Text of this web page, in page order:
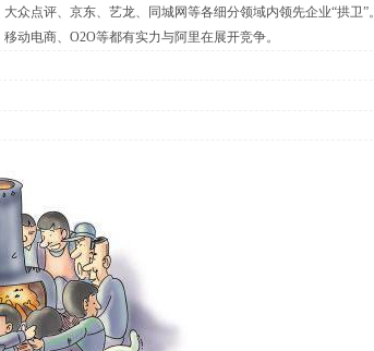
点评、京东、艺龙、同城网等各细分领域内领先企业“拱卫”
动电商、O2O等都有实力与阿里在展开竞争。